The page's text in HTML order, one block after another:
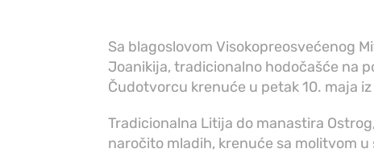
Sa blagoslovom Visokopreosvećenog
Joanikija, tradicionalno hodočašće na
Čudotvorcu krenuće u petak 10. maja
Tradicionalna Litija do manastira
naročito mladih, krenuće sa molitvom